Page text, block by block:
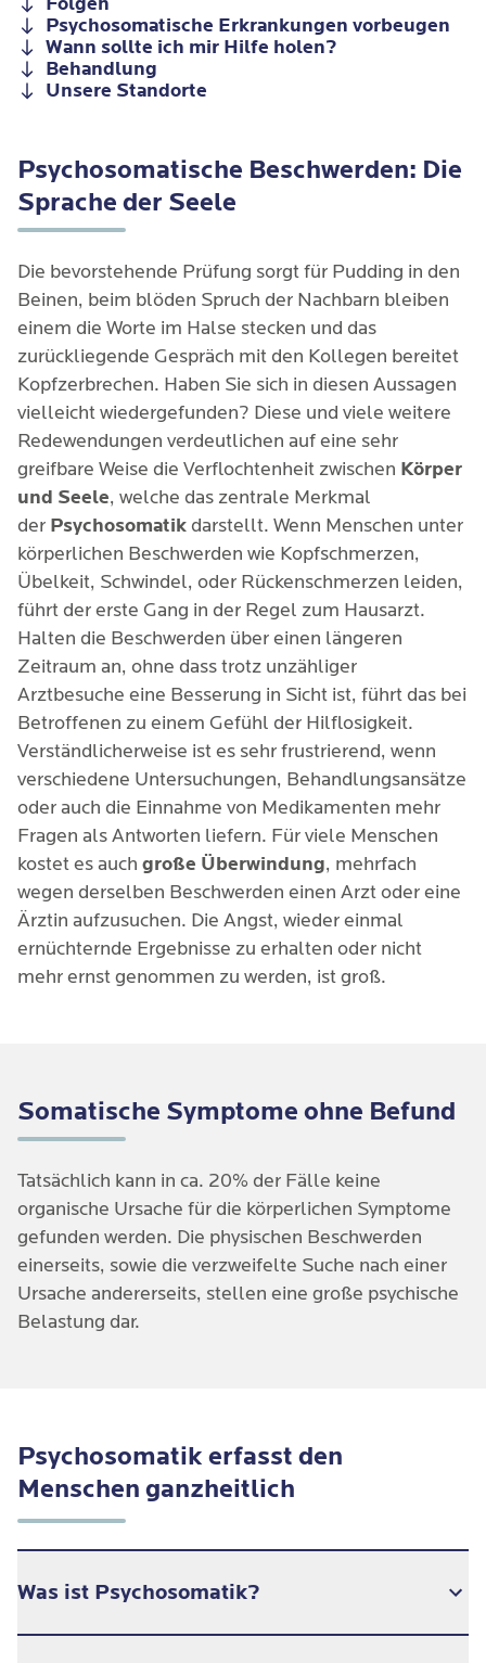
Psychosomatische Erkrankungen vorbeugen
Wann sollte ich mir Hilfe holen?
Behandlung
Unsere Standorte
Psychosomatische Beschwerden: Die
Sprache der Seele
Die bevorstehende Prüfung sorgt für Pudding in den
Beinen, beim blöden Spruch der Nachbarn bleiben
einem die Worte im Halse stecken und das
zurückliegende Gespräch mit den Kollegen bereitet
Kopfzerbrechen. Haben Sie sich in diesen Aussagen
vielleicht wiedergefunden? Diese und viele weitere
Redewendungen verdeutlichen auf eine sehr
greifbare Weise die Verflochtenheit zwischen Körper
und Seele, welche das zentrale Merkmal
der Psychosomatikdarstellt. Wenn Menschen unter
körperlichen Beschwerden wie Kopfschmerzen,
Übelkeit, Schwindel, oder Rückenschmerzen leiden,
führt der erste Gang in der Regel zum Hausarzt.
Halten die Beschwerden über einen längeren
Zeitraum an, ohne dass trotz unzähliger
Arztbesuche eine Besserung in Sicht ist, führt das bei
Betroffenen zu einem Gefühl der Hilflosigkeit.
Verständlicherweise ist es sehr frustrierend, wenn
verschiedene Untersuchungen, Behandlungsansätze
oder auch die Einnahme von Medikamenten mehr
Fragen als Antworten liefern. Für viele Menschen
kostet es auch große Überwindung, mehrfach
wegen derselben Beschwerden einen Arzt oder eine
Ärztin aufzusuchen. Die Angst, wieder einmal
ernüchternde Ergebnisse zu erhalten oder nicht
mehr ernst genommen zu werden, ist groß.
Somatische Symptome ohne Befund
Tatsächlich kann in ca. 20% der Fälle keine
organische Ursache für die körperlichen Symptome
gefunden werden. Die physischen Beschwerden
einerseits, sowie die verzweifelte Suche nach einer
Ursache andererseits, stellen eine große psychische
Belastung dar.
Psychosomatik erfasst den
Menschen ganzheitlich
Was ist Psychosomatik?